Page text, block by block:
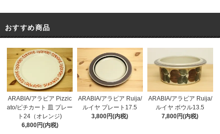
おすすめ商品
ARABIA/アラビア Pizzic
ato/ピチカート 皿 プレー
ト24（オレンジ)
6,800円(内税)
ARABIA/アラビア Ruija/
ルイヤ プレート17.5
3,800円(内税)
ARABIA/アラビア Ruija/
ルイヤ ボウル13.5
7,800円(内税)